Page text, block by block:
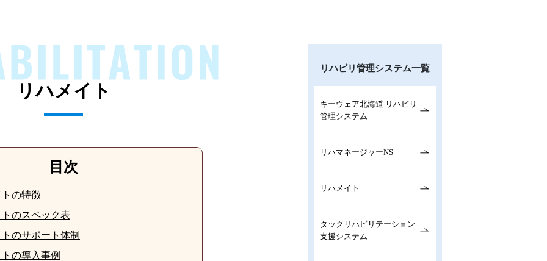
リハメイト
目次
の特徴
のスペック表
のサポート体制
の導入事例
リハビリ管理システム一覧
キーウェア北海道 リハビリ
管理システム
リハマネージャーNS
リハメイト
タックリハビリテーション
支援システム